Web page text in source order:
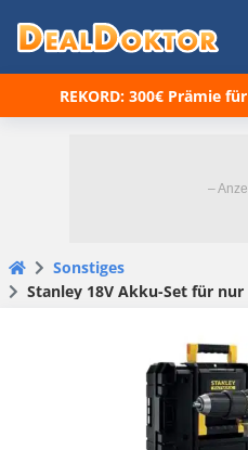
REKORD: 300€ Prämie
Sonstiges
Stanley 18V Akku-Set für nur